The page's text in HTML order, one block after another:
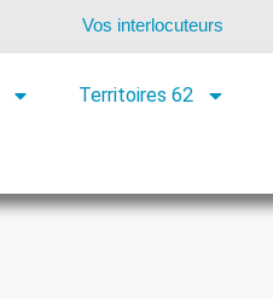
Vos interlocuteurs
Territoires 62